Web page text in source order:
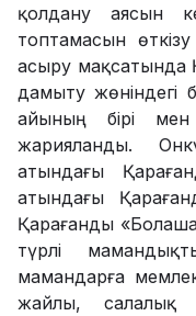
қолдану аясын
топтамасын
асыру мақсатында
дамыту жөніндегі
айының бірі
жарияланды.
атындағы
атындағы
Қарағанды
түрлі
мамандарға
жайлы, салалық